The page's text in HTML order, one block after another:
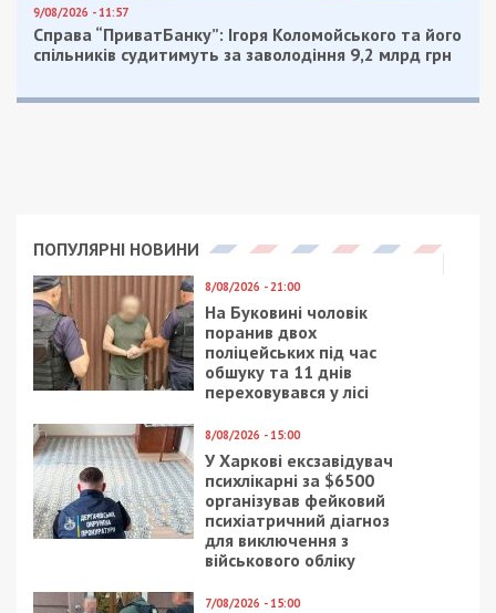
9/08/2026 - 11:57
Справа “ПриватБанку”: Ігоря Коломойського та його
спільників судитимуть за заволодіння 9,2 млрд грн
ПОПУЛЯРНІ НОВИНИ
8/08/2026 - 21:00
На Буковині чоловік
поранив двох
поліцейських під час
обшуку та 11 днів
переховувався у лісі
8/08/2026 - 15:00
У Харкові ексзавідувач
психлікарні за $6500
організував фейковий
психіатричний діагноз
для виключення з
військового обліку
7/08/2026 - 15:00